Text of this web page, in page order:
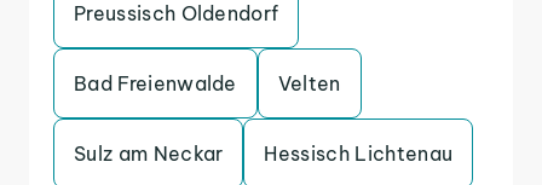
Preussisch Oldendorf
Bad Freienwalde Velten
Sulz am Neckar Hessisch Lichtenau